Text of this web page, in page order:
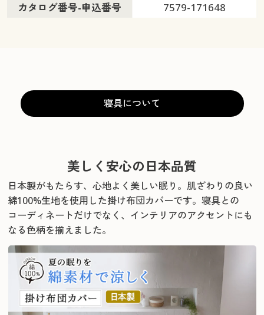
カタログ番号-申込番号
7579-171648
寝具について
美しく安心の日本品質
日本製がもたらす、心地よく美しい眠り。肌ざわりの良い
綿100%生地を使用した掛け布団カバーです。寝具との
コーディネートだけでなく、インテリアのアクセントにも
なる色柄を揃えました。